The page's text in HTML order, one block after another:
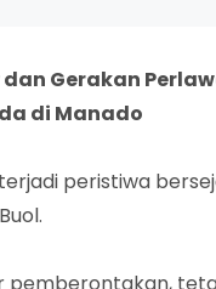
Gerakan
di Manado
terjadi peristiwa